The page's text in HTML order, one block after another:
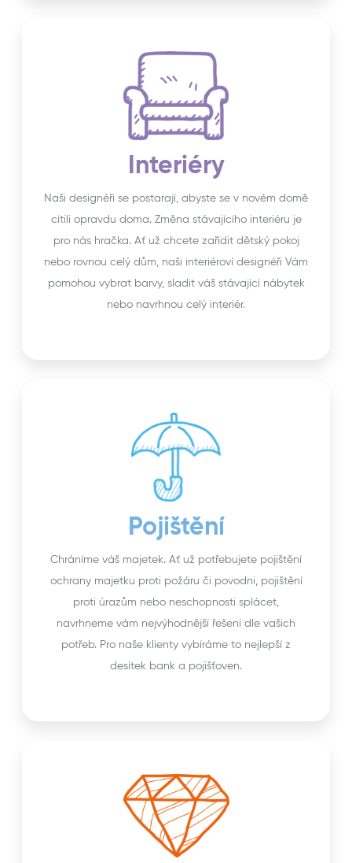
Interiéry
Naši designéři se postarají, abyste se v novém domě
cítili opravdu doma. Změna stávajícího interiéru je
pro nás hračka. Ať už chcete zařídit dětský pokoj
nebo rovnou celý dům, naši interiéroví designéři Vám
pomohou vybrat barvy, sladit váš stávající nábytek
nebo navrhnou celý interiér.
Pojištění
Chráníme váš majetek. Ať už potřebujete pojištění
ochrany majetku proti požáru či povodni, pojištění
proti úrazům nebo neschopnosti splácet,
navrhneme vám nejvýhodnější řešení dle vašich
potřeb. Pro naše klienty vybíráme to nejlepší z
desítek bank a pojišťoven.